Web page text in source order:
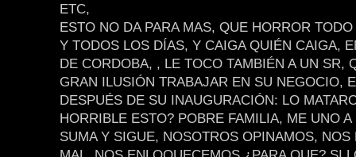
ETC,
ESTO NO DA PARA MAS, QUE HORROR
Y TODOS LOS DÍAS, Y CAIGA QUIÉN CAIGA,
DE CORDOBA, , LE TOCO TAMBIÉN A UN SR,
GRAN ILUSIÓN TRABAJAR EN SU NEGOCIO,
DESPUÉS DE SU INAUGURACIÓN: LO
HORRIBLE ESTO? POBRE FAMILIA, ME UNO
SUMA Y SIGUE, NOSOTROS OPINAMOS, NOS